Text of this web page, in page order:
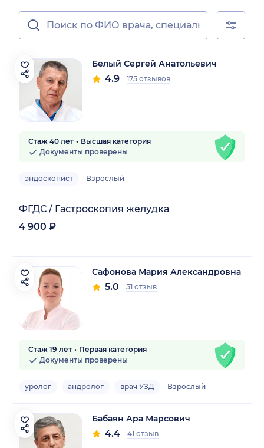
Белый Сергей Анатольевич
4.9 175 отзывов
Стаж 40 лет
Высшая категория
Документы проверены
эндоскопист Взрослый
ФГДС / Гастроскопия желудка
4 900 ₽
Сафонова Мария Александровна
5.0 51 отзыв
Стаж 19 лет
Первая категория
Документы проверены
уролог андролог врач УЗД Взрослый
Бабаян Ара Марсович
4.4 41 отзыв